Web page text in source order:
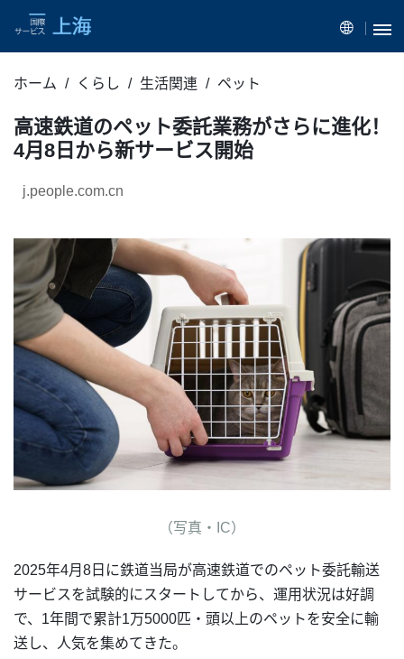
ホーム くらし 生活関連 ペット
高速鉄道のペット委託業務がさらに進化！
4月8日から新サービス開始
j.people.com.cn
（写真・IC）
2025年4月8日に鉄道当局が高速鉄道でのペット委託輸送
サービスを試験的にスタートしてから、運用状況は好調
で、1年間で累計1万5000匹・頭以上のペットを安全に輸
送し、人気を集めてきた。